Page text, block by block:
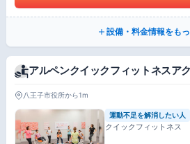
設備・料金情報をも
アルペンクイックフィットネスア
八王子市役所から1m
運動不足を解消したい人
クイックフィットネス